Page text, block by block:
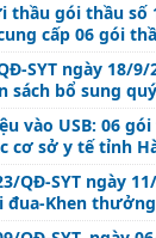
thầu gói thầu số
cấp 06 gói
Tĩnh năm 2019
SYT ngày 18/
sách bổ sung
vào USB: 06
cơ sở y tế tỉnh
QĐ-SYT ngày
đua-Khen